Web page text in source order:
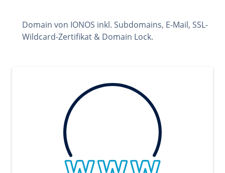
Domain von IONOS inkl. Subdomains, E-Mail, SSL-
Wildcard-Zertifikat & Domain Lock.